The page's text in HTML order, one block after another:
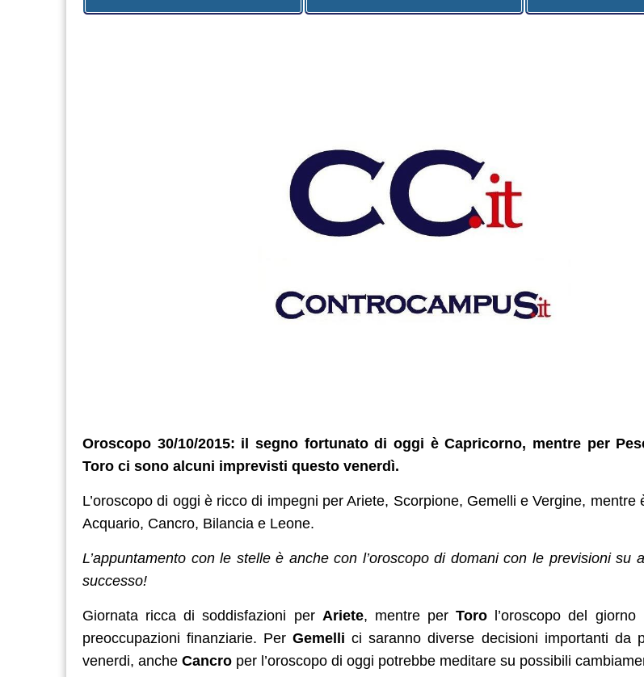
Oroscopo 30/10/2015: il segno fortunato di oggi è Capricorno, mentre per
Toro ci sono alcuni imprevisti questo venerdì.
L’oroscopo di oggi è ricco di impegni per Ariete, Scorpione, Gemelli e Vergine, mentre
Acquario, Cancro, Bilancia e Leone.
L’appuntamento con le stelle è anche con l’oroscopo di domani con le previsioni su
successo!
Giornata ricca di soddisfazioni per Ariete, mentre perToro l’oroscopo del giorno
preoccupazioni finanziarie. PerGemelli ci saranno diverse decisioni importanti da
venerdi, anche Cancro per l’oroscopo di oggi potrebbe meditare su possibili